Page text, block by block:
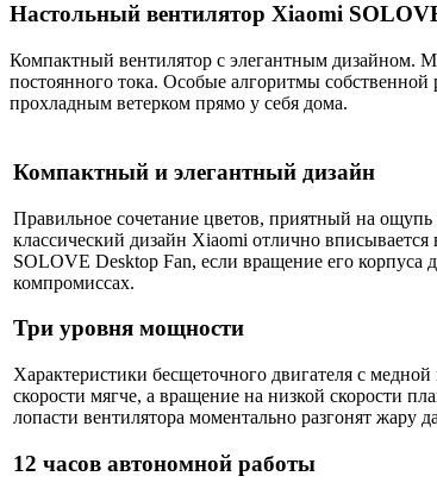
Настольный вентилятор Xiaomi
Компактный вентилятор с элегантным дизайном.
постоянного тока. Особые алгоритмы
прохладным ветерком прямо у себя дома.
Компактный и элегантный дизайн
Правильное сочетание цветов, приятный на
классический дизайн Xiaomi отлично
SOLOVE Desktop Fan, если вращение его корпуса
компромиссах.
Три уровня мощности
Характеристики бесщеточного двигателя с
скорости мягче, а вращение на низкой скорости
лопасти вентилятора моментально разгонят жару
12 часов автономной работы